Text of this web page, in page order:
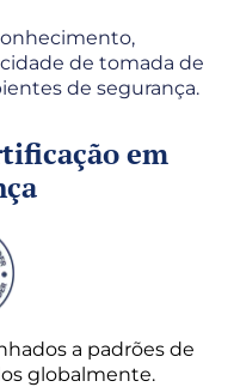
de tomada de
de segurança.
em
a padrões de
globalmente.